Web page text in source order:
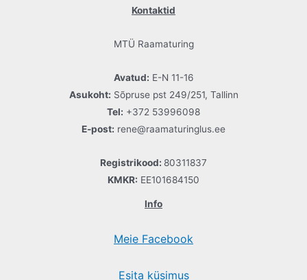
Kontaktid
MTÜ Raamaturing
Avatud: E-N 11-16
Asukoht: Sõpruse pst 249/251, Tallinn
Tel: +372 53996098
E-post: rene@raamaturinglus.ee
Registrikood: 80311837
KMKR: EE101684150
Info
Meie Facebook
Esita küsimus